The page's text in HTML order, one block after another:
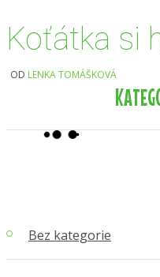
Koťátka si
OD LENKA TOMÁŠKOVÁ
Bez kategorie